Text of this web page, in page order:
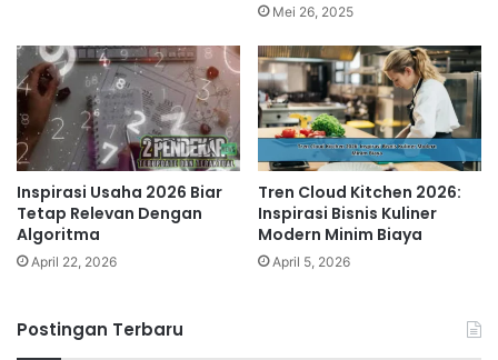
Mei 26, 2025
Inspirasi Usaha 2026 Biar
Tetap Relevan Dengan
Algoritma
April 22, 2026
Tren Cloud Kitchen 2026:
Inspirasi Bisnis Kuliner
Modern Minim Biaya
April 5, 2026
Postingan Terbaru